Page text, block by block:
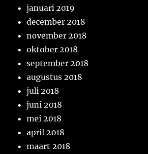
januari 2019
december 2018
november 2018
oktober 2018
september 2018
augustus 2018
juli 2018
juni 2018
mei 2018
april 2018
maart 2018